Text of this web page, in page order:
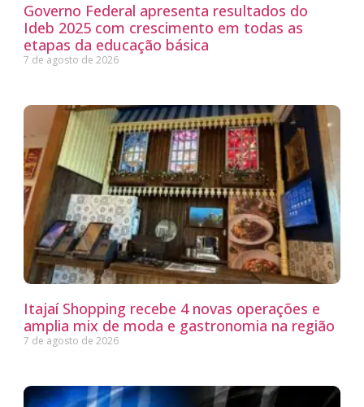
Governo Federal apresenta resultados do
Ideb 2025 com crescimento em todas as
etapas da educação básica
7 de agosto de 2026
Itajaí Shopping recebe 4 novas operações e
amplia mix de moda e gastronomia na região
7 de agosto de 2026